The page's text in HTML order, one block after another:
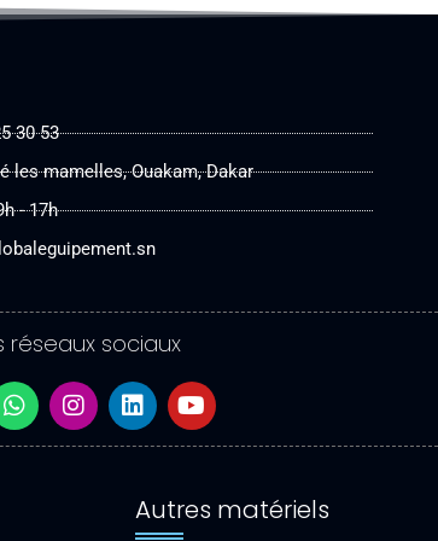
30 53
les mamelles, Ouakam, Dakar
- 17h
réseaux sociaux
W
h
a
I
n
s
L
i
n
d
Y
o
u
b
Autres matériels